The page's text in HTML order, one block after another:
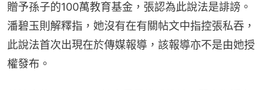
贈予孫子的100萬教育基金，張認為此說法是誹謗。
潘碧玉則解釋指，她沒有在有關帖文中指控張私吞，
此說法首次出現在於傳媒報導，該報導亦不是由她授
權發布。